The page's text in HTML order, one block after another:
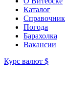
Каталог
Справочник
Погода
Барахолка
Вакансии
Курс валют $